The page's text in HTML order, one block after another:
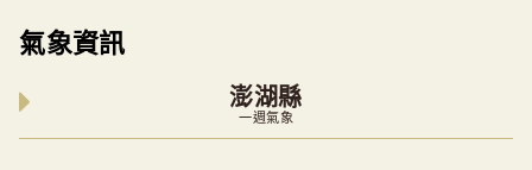
氣象資訊
澎湖縣
一週氣象